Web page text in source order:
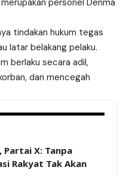
personel Denma
tindakan hukum tegas
latar belakang pelaku.
berlaku secara adil,
dan mencegah
Partai X: Tanpa
Rakyat Tak Akan